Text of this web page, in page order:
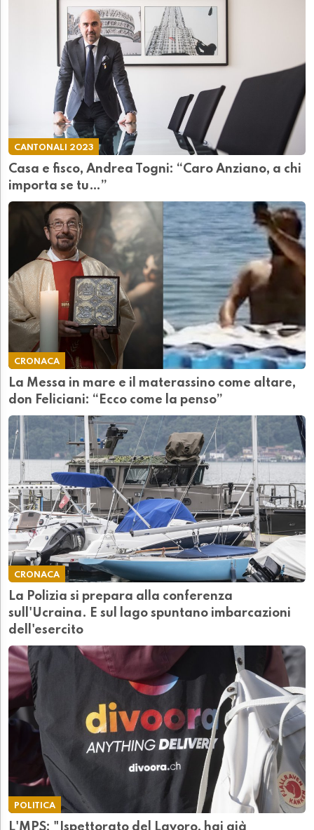
CANTONALI 2023
Casa e fisco, Andrea Togni: “Caro Anziano, a chi
importa se tu…”
CRONACA
La Messa in mare e il materassino come altare,
don Feliciani: “Ecco come la penso”
CRONACA
La Polizia si prepara alla conferenza
sull'Ucraina. E sul lago spuntano imbarcazioni
dell'esercito
POLITICA
L'MPS: "Ispettorato del Lavoro, hai già